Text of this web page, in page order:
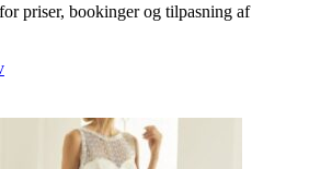
priser, bookinger og tilpasning af